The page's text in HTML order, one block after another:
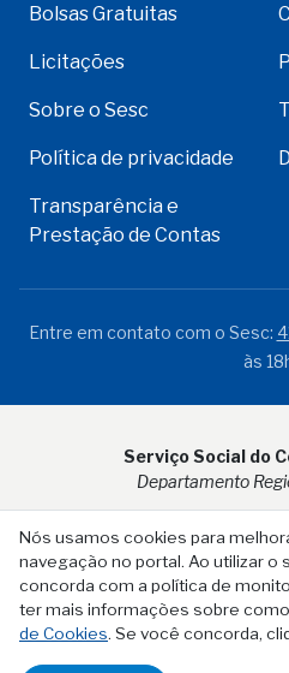
Nós usamos cookies para
navegação no portal. Ao utilizar o
concorda com a política de
ter mais informações sobre
de Cookies. Se você concorda,
Bolsas Gratuitas
Licitações
Sobre o Sesc
Política de privacidade
Transparência e
Prestação de Contas
Entre em contato com o Sesc:
às
Serviço Social do
Departamento
Rua Visconde do Rio Branco,
PR